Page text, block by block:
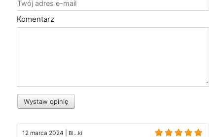
Komentarz
Wystaw opinię
12 marca 2024 Bl...ki